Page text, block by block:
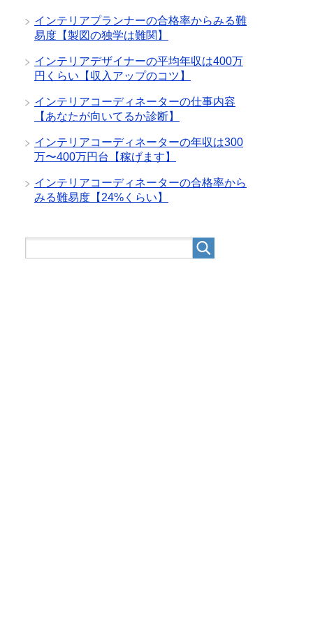
インテリアプランナーの合格率からみる難
易度【製図の独学は難関】
インテリアデザイナーの平均年収は400万
円くらい【収入アップのコツ】
インテリアコーディネーターの仕事内容
【あなたが向いてるか診断】
インテリアコーディネーターの年収は300
万〜400万円台【稼げます】
インテリアコーディネーターの合格率から
みる難易度【24%くらい】